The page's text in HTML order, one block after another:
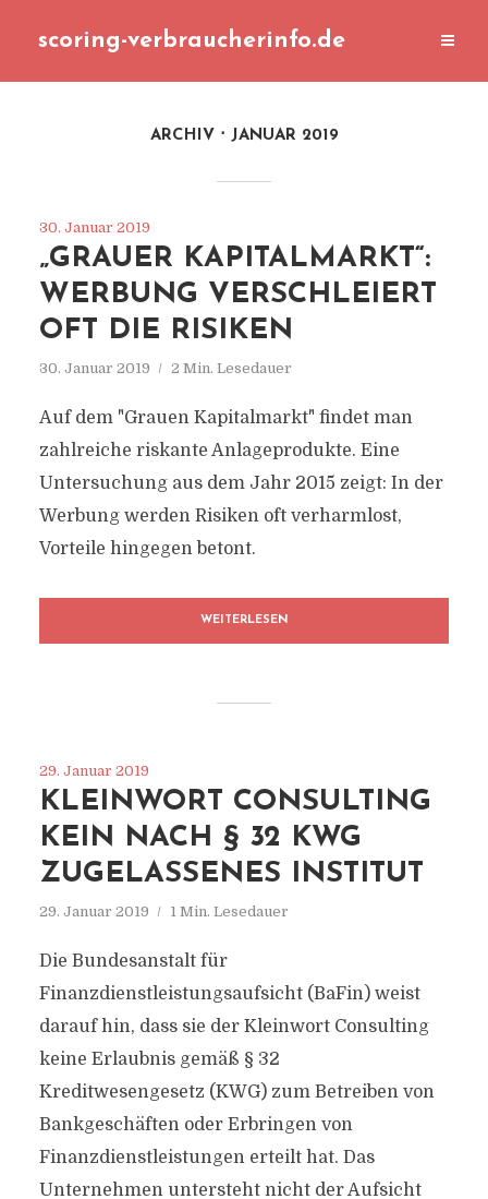
scoring-verbraucherinfo.de
ARCHIV JANUAR 2019
30. Januar 2019
„GRAUER KAPITALMARKT“:
WERBUNG VERSCHLEIERT
OFT DIE RISIKEN
30. Januar 2019 2 Min. Lesedauer
Auf dem "Grauen Kapitalmarkt" findet man
zahlreiche riskante Anlageprodukte. Eine
Untersuchung aus dem Jahr 2015 zeigt: In der
Werbung werden Risiken oft verharmlost,
Vorteile hingegen betont.
WEITERLESEN
29. Januar 2019
KLEINWORT CONSULTING
KEIN NACH § 32 KWG
ZUGELASSENES INSTITUT
29. Januar 2019 1 Min. Lesedauer
Die Bundesanstalt für
Finanzdienstleistungsaufsicht (BaFin) weist
darauf hin, dass sie der Kleinwort Consulting
keine Erlaubnis gemäß § 32
Kreditwesengesetz (KWG) zum Betreiben von
Bankgeschäften oder Erbringen von
Finanzdienstleistungen erteilt hat. Das
Unternehmen untersteht nicht der Aufsicht